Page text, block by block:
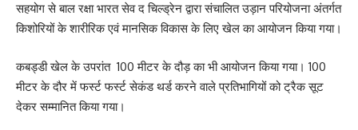
सहयोग से बाल रक्षा भारत सेव द चिल्ड्रेन द्वारा संचालित उड़ान परियोजना अंतर्गत
किशोरियों के शारीरिक एवं मानसिक विकास के लिए खेल का आयोजन किया गया।
कबड्डी खेल के उपरांत 100 मीटर के दौड़ का भी आयोजन किया गया। 100
मीटर के दौर में फर्स्ट फर्स्ट सेकंड थर्ड करने वाले प्रतिभागियों को ट्रैक सूट
देकर सम्मानित किया गया।